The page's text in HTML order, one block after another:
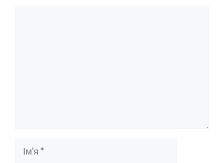
Ім’я